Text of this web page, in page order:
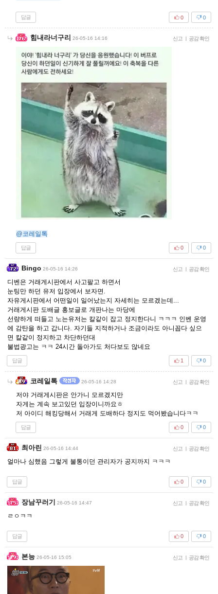
답글 0
0
힘내라너구리 26-05-16 14:16 신고 | 공감 확인
@코레일톡
답글 0
0
Bingo 26-05-16 14:26 신고 | 공감 확인
디벤은 거래게시판에서 사고팔고 하면서
눈팅만 하던 유저 입장에서 보자면.
자유게시판에서 어떤일이 일어났는지 자세히는 모르겠는데...
거래게시판 도배글 홍보글로 개판나는 마당에
선량하게 떠들고 노는유저는 칼같이 잡고 정지한다니 ㅋㅋㅋ 인벤 운영
에 감탄을 하고 갑니다. 자기들 지적하거나 조금이라도 아니꼽다 싶으
면 칼같이 정지하고 차단하던대
불법광고는 ㅋㅋ 24시간 돌아가도 처다보도 않네요
답글 0
1
코레일톡 26-05-16 14:28 신고 | 공감 확인
저야 거래게시판은 안가니 모르겠지만
자게는 계속 보고있던 입장이니까요ㅎ
저 아이디 해킹당해서 거래게 도배하다 정지도 먹어봤습니다ㅋㅋ
답글 0
0
최아린 26-05-16 14:44 신고 | 공감 확인
얼마나 심했음 그렇게 불통이던 관리자가 공지까지 ㅋㅋㅋ
답글 0
0
장남꾸러기 26-05-16 14:47 신고 | 공감 확인
ㄹㅇㅋㅋ
답글 0
0
본능 26-05-16 15:05 신고 | 공감 확인